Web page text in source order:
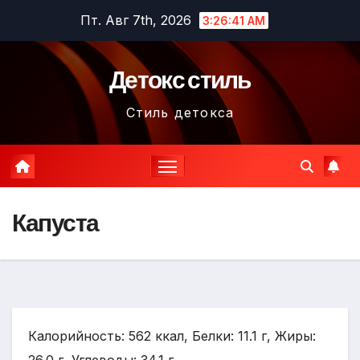
содержимому
Пт. Авг 7th, 2026 3:26:43 AM
Детокс стиль
Стиль детокса
Капуста
Калорийность: 562 ккал, Белки: 11.1 г, Жиры: